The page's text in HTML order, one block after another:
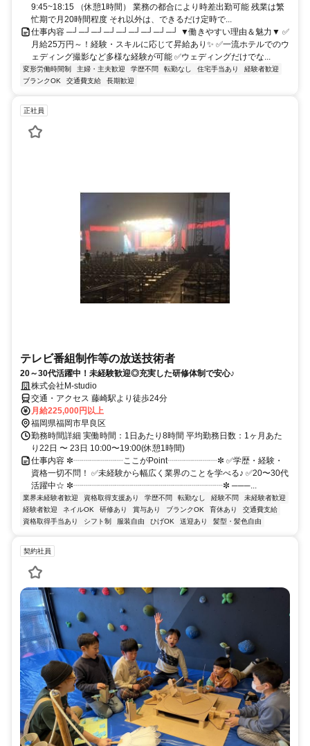
9:45~18:15 （休憩1時間） 業務の都合により時差出勤可能 残業は繁
忙期で月20時間程度 それ以外は、できるだけ定時で...
仕事内容 ─┘─┘─┘─┘─┘─┘─┘─┘─┘ ▼働きやすい理由＆魅力▼ ✅
月給25万円～！経験・スキルに応じて昇給あり✨ ✅一流ホテルでのウ
ェディング撮影など多様な経験が可能 ✅ウェディングだけでな...
変形労働時間制 主婦・主夫歓迎 学歴不問 転勤なし 住宅手当あり
経験者歓迎
ブランクOK
交通費支給 長期歓迎
正社員
テレビ番組制作等の放送技術者
20～30代活躍中！未経験歓迎◎充実した研修体制で安心♪
株式会社M-studio
交通・アクセス 藤崎駅より徒歩24分
月給225,000円以上
福岡県福岡市早良区
勤務時間詳細 実働時間：1日あたり8時間 平均勤務日数：1ヶ月あた
り22日 〜 23日 10:00〜19:00(休憩1時間)
仕事内容 ✼┈┈┈┈┈┈ここがPoint┈┈┈┈┈┈✼ ✅学歴・経験・
資格⼀切不問！ ✅未経験から幅広く業界のことを学べる♪ ✅20〜30代
活躍中☆ ✼┈┈┈┈┈┈┈┈┈┈┈┈┈┈┈┈┈┈✼ ───...
業界未経験者歓迎 資格取得支援あり 学歴不問 転勤なし 経験不問
未経験者歓迎
経験者歓迎
ネイルOK 研修あり 賞与あり ブランクOK 育休あり
交通費支給
資格取得手当あり
シフト制 服装自由 ひげOK 送迎あり 髪型・髪色自由
契約社員